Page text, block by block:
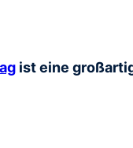
ist eine